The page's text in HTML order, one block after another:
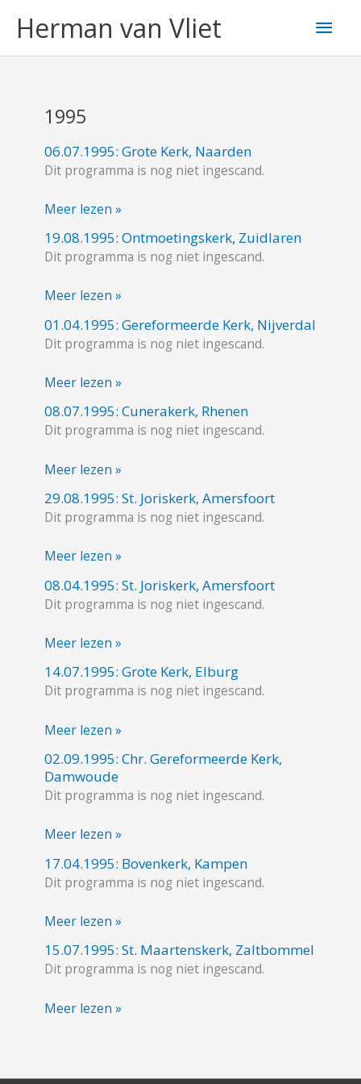
naarHerman van Vliet
1995
06.07.1995: Grote Kerk, Naarden
Dit programma is nog niet ingescand.
06.07.1995:
Grote
Naarden
Meer lezen »
19.08.1995: Ontmoetingskerk, Zuidlaren
Dit programma is nog niet ingescand.
19.08.1995:
Ontmoetingskerk,
Meer lezen »
01.04.1995: Gereformeerde Kerk, Nijverdal
Dit programma is nog niet ingescand.
01.04.1995:
Gereformeerde
Nijverdal
Meer lezen »
08.07.1995: Cunerakerk, Rhenen
Dit programma is nog niet ingescand.
08.07.1995:
Cunerakerk,
Meer lezen »
29.08.1995: St. Joriskerk, Amersfoort
Dit programma is nog niet ingescand.
29.08.1995:
St.
Amersfoort
Meer lezen »
08.04.1995: St. Joriskerk, Amersfoort
Dit programma is nog niet ingescand.
08.04.1995:
St.
Amersfoort
Meer lezen »
14.07.1995: Grote Kerk, Elburg
Dit programma is nog niet ingescand.
14.07.1995:
Grote
Elburg
Meer lezen »
02.09.1995: Chr. Gereformeerde Kerk,
Damwoude
Dit programma is nog niet ingescand.
02.09.1995:
Chr.
Gereformeerde
Damwoude
Meer lezen »
17.04.1995: Bovenkerk, Kampen
Dit programma is nog niet ingescand.
17.04.1995:
Bovenkerk,
Meer lezen »
15.07.1995: St. Maartenskerk, Zaltbommel
Dit programma is nog niet ingescand.
15.07.1995:
St.
Zaltbommel
Meer lezen »